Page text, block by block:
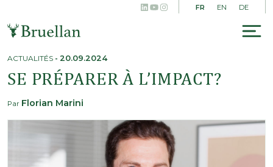
to
content
LinkedIn
YouTube
Instagram
FR EN DE
ACTUALITÉS - 20.09.2024
SE PRÉPARER À L’IMPACT?
Par Florian Marini